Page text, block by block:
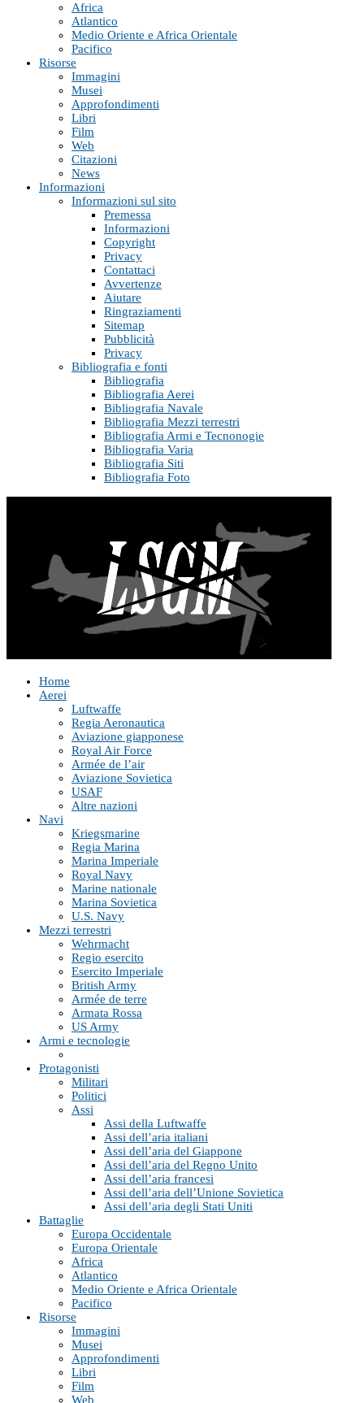
Africa
Atlantico
Medio Oriente e Africa Orientale
Pacifico
Risorse
Immagini
Musei
Approfondimenti
Libri
Film
Web
Citazioni
News
Informazioni
Informazioni sul sito
Premessa
Informazioni
Copyright
Privacy
Contattaci
Avvertenze
Aiutare
Ringraziamenti
Sitemap
Pubblicità
Privacy
Bibliografia e fonti
Bibliografia
Bibliografia Aerei
Bibliografia Navale
Bibliografia Mezzi terrestri
Bibliografia Armi e Tecnonogie
Bibliografia Varia
Bibliografia Siti
Bibliografia Foto
Home
Aerei
Luftwaffe
Regia Aeronautica
Aviazione giapponese
Royal Air Force
Armée de l’air
Aviazione Sovietica
USAF
Altre nazioni
Navi
Kriegsmarine
Regia Marina
Marina Imperiale
Royal Navy
Marine nationale
Marina Sovietica
U.S. Navy
Mezzi terrestri
Wehrmacht
Regio esercito
Esercito Imperiale
British Army
Armée de terre
Armata Rossa
US Army
Armi e tecnologie
Protagonisti
Militari
Politici
Assi
Assi della Luftwaffe
Assi dell’aria italiani
Assi dell’aria del Giappone
Assi dell’aria del Regno Unito
Assi dell’aria francesi
Assi dell’aria dell’Unione Sovietica
Assi dell’aria degli Stati Uniti
Battaglie
Europa Occidentale
Europa Orientale
Africa
Atlantico
Medio Oriente e Africa Orientale
Pacifico
Risorse
Immagini
Musei
Approfondimenti
Libri
Film
Web